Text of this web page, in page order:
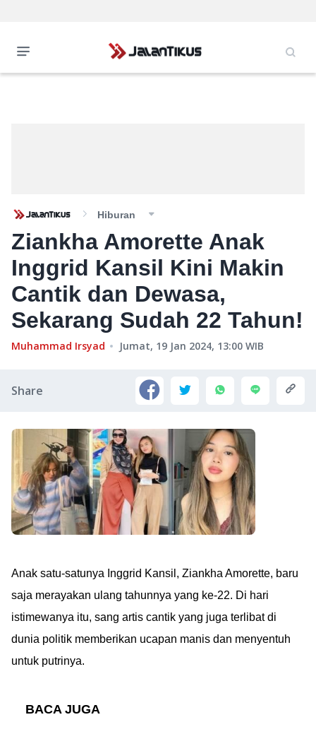
Hiburan
Ziankha Amorette Anak
Inggrid Kansil Kini Makin
Cantik dan Dewasa,
Sekarang Sudah 22 Tahun!
Muhammad Irsyad Jumat, 19 Jan 2024, 13:00 WIB
Share
Anak satu-satunya Inggrid Kansil, Ziankha Amorette, baru
saja merayakan ulang tahunnya yang ke-22. Di hari
istimewanya itu, sang artis cantik yang juga terlibat di
dunia politik memberikan ucapan manis dan menyentuh
untuk putrinya.
BACA JUGA